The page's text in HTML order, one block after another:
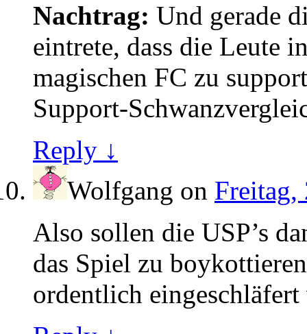
Nachtrag: Und gerade
eintrete, dass die Leute
magischen FC zu
Support-
Reply ↓
Wolfgang on
Also sollen die USP’s
das Spiel zu
ordentlich